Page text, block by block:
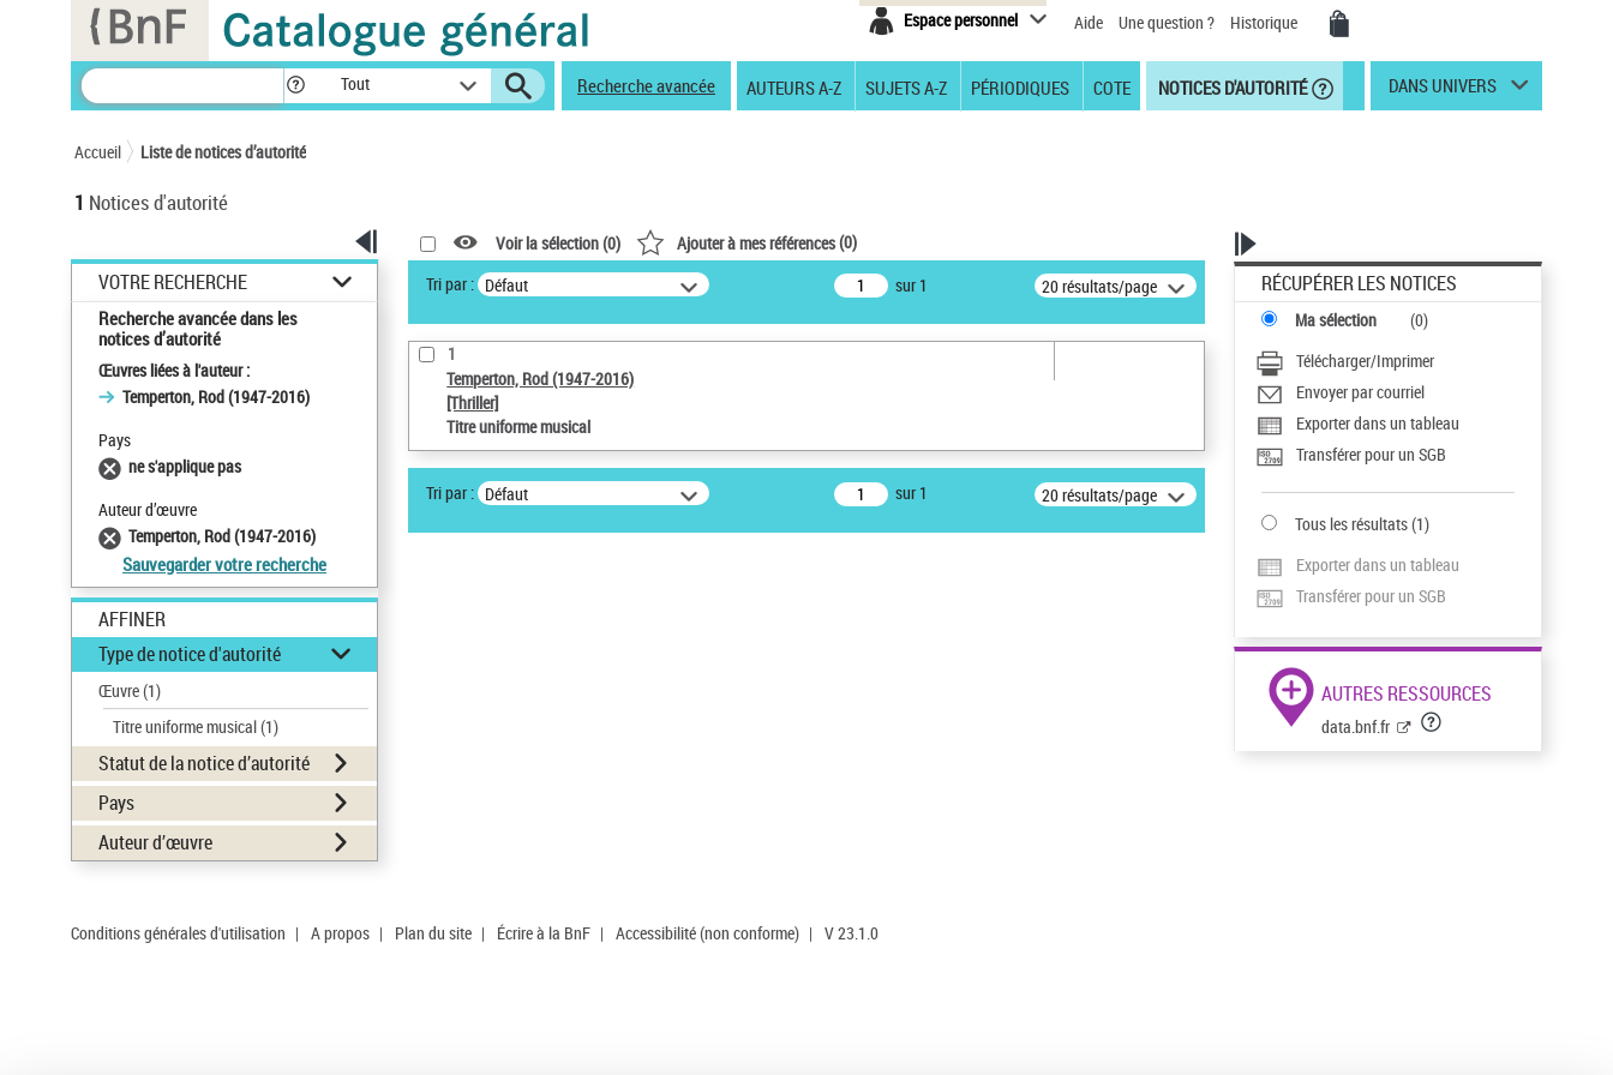
Espace personnel Aide Une question ? Historique
Tout Recherche avancée AUTEURS A-Z SUJETS A-Z PÉRIODIQUES COTE NOTICES D'AUTORITÉ DANS UNIVERS
Accueil Liste de notices d’autorité
1 Notices d'autorité
VOTRE RECHERCHE
Recherche avancée dans les
notices d’autorité
Œuvres liées à l'auteur :
Temperton, Rod (1947-2016)
Pays
ne s'applique pas
Auteur d’œuvre
Temperton, Rod (1947-2016)
Sauvegarder votre recherche
AFFINER
Type de notice d'autorité
Œuvre(1)
Titre uniforme musical(1)
Statut de la notice d’autorité
Pays
Auteur d’œuvre
Voir la sélection (0) Ajouter à mes références(0)
Tri par : Défaut sur 1 20 résultats/page
1
Temperton, Rod (1947-2016)
[Thriller]
Titre uniforme musical
Tri par : Défaut sur 1 20 résultats/page
RÉCUPÉRER LES NOTICES
Ma sélection (0)
Télécharger/Imprimer
Envoyer par courriel
Exporter dans un tableau
Transférer pour un SGB
Tous les résultats(1)
Exporter dans un tableau
Transférer pour un SGB
AUTRES RESSOURCES
data.bnf.fr
Conditions générales d'utilisation | A propos | Plan du site | Écrire à la BnF | Accessibilité (non conforme) | V 23.1.0
Panneau de gestion des cookies